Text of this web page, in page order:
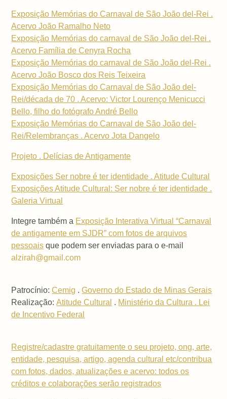
Exposição Memórias do Carnaval de São João del-Rei .
Acervo João Ramalho Neto
Exposição Memórias do carnaval de São João del-Rei .
Acervo Família de Cenyra Rocha
Exposição Memórias do carnaval de São João del-Rei .
Acervo João Bosco dos Reis Teixeira
Exposição Memórias do Carnaval de São João del-
Rei/década de 70 . Acervo: Victor Lourenço Menicucci
Bello, filho do fotógrafo André Bello
Exposição Memórias do Carnaval de São João del-
Rei/Relembranças . Acervo Jota Dangelo
Projeto . Delícias de Antigamente
Exposições Ser nobre é ter identidade . Atitude Cultural
Exposições Atitude Cultural: Ser nobre é ter identidade .
Galeria Virtual
Integre também a Exposição Interativa Virtual “Carnaval
de antigamente em SJDR” com fotos de arquivos
pessoais que podem ser enviadas para o e-mail
alzirah@gmail.com
Patrocínio:Cemig .Governo do Estado de Minas Gerais
Realização:Atitude Cultural . Ministério da Cultura . Lei
de Incentivo Federal
Registre/cadastre gratuitamente o seu projeto, ong, arte,
entidade, pesquisa, artigo, agenda cultural etc/contribua
com fotos, dados, atualizações e acervo: todos os
créditos e colaborações serão registrados